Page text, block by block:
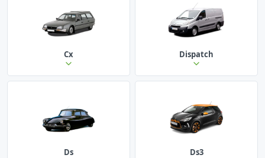
Cx Dispatch
Ds Ds3